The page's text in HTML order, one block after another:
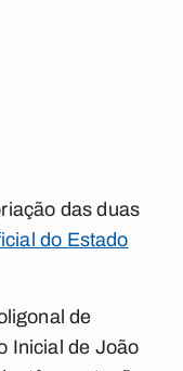
das duas
do Estado
de
Inicial de João